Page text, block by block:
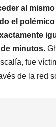
al
el
minutos.
fue
de la red